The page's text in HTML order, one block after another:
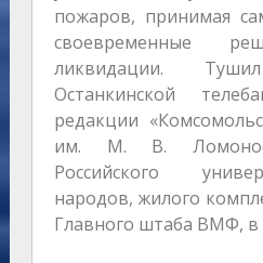
пожаров, принимая
своевременные
ликвидации.
Останкинской
редакции
им. М. В.
Российского
народов, жилого
Главного штаба ВМФ,